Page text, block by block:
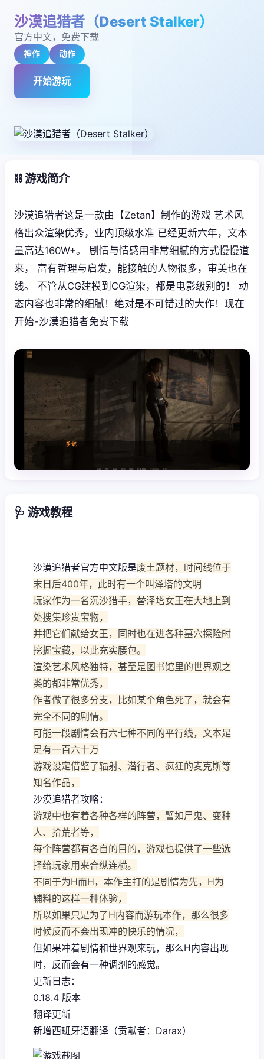
沙漠追猎者（Desert Stalker）
官方中文，免费下载
神作 动作
开始游玩
⛓️ 游戏简介
沙漠追猎者这是一款由【Zetan】制作的游戏 艺术风
格出众渲染优秀，业内顶级水准 已经更新六年，文本
量高达160W+。 剧情与情感用非常细腻的方式慢慢道
来， 富有哲理与启发，能接触的人物很多，审美也在
线。 不管从CG建模到CG渲染，都是电影级别的！ 动
态内容也非常的细腻！绝对是不可错过的大作！现在
开始-沙漠追猎者免费下载
🩺 游戏教程
沙漠追猎者官方中文版是废土题材，时间线位于
末日后400年，此时有一个叫泽塔的文明
玩家作为一名沉沙猎手，替泽塔女王在大地上到
处搜集珍贵宝物，
并把它们献给女王，同时也在进各种墓穴探险时
挖掘宝藏，以此充实腰包。
渲染艺术风格独特，甚至是图书馆里的世界观之
类的都非常优秀，
作者做了很多分支，比如某个角色死了，就会有
完全不同的剧情。
可能一段剧情会有六七种不同的平行线，文本足
足有一百六十万
游戏设定借鉴了辐射、潜行者、疯狂的麦克斯等
知名作品，
沙漠追猎者攻略：
游戏中也有着各种各样的阵营，譬如尸鬼、变种
人、拾荒者等，
每个阵营都有各自的目的，游戏也提供了一些选
择给玩家用来合纵连横。
不同于为H而H，本作主打的是剧情为先，H为
辅料的这样一种体验，
所以如果只是为了H内容而游玩本作，那么很多
时候反而不会出现冲的快乐的情况，
但如果冲着剧情和世界观来玩，那么H内容出现
时，反而会有一种调剂的感觉。
更新日志：
0.18.4 版本
翻译更新
新增西班牙语翻译（贡献者：Darax）